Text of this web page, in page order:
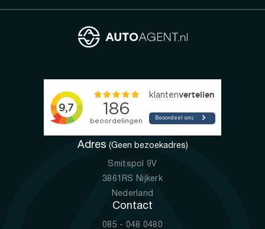
Adres (Geen bezoekadres)
Smitspol 9V
3861RS Nijkerk
Nederland
Contact
085 - 048 0480